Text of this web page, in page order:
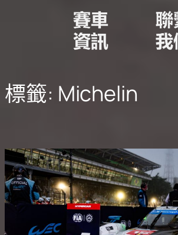
標籤: Michelin